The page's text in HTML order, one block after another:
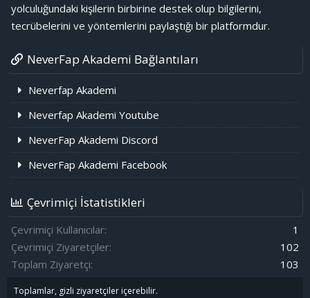
yolculuğundaki kişilerin birbirine destek olup bilgilerini,
tecrübelerini ve yöntemlerini paylaştığı bir platformdur.
NeverFap Akademi Bağlantıları
Neverfap Akademi
Neverfap Akademi Youtube
NeverFap Akademi Discord
NeverFap Akademi Facebook
Çevrimiçi İstatistikleri
Çevrimiçi Kullanıcılar
1
Çevrimiçi Ziyaretçiler
102
Toplam Ziyaretçi
103
Toplamlar, gizli ziyaretçiler içerebilir.